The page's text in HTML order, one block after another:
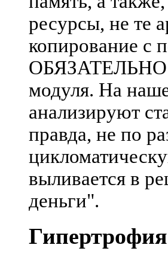
ресурсы, не те
копирование с
ОБЯЗАТЕЛЬНО
модуля. На
анализируют
правда, не по
выливается в
деньги".